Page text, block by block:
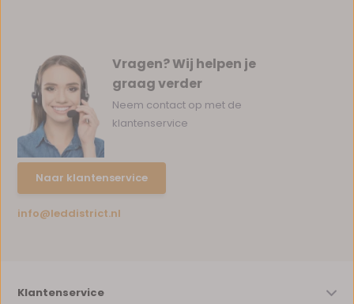
Vragen? Wij helpen je
graag verder
Neem contact op met de
klantenservice
Naar klantenservice
info@leddistrict.nl
Klantenservice